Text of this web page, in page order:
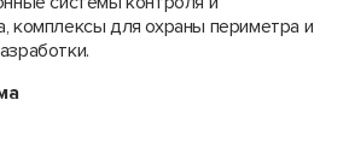
комплексы для охраны периметра и